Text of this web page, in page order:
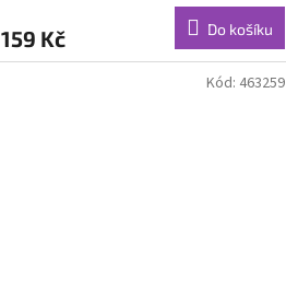
159 Kč Do košíku
Kód: 463259